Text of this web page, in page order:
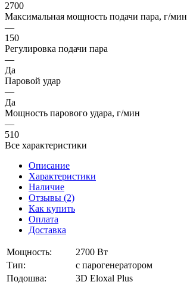
2700
Максимальная мощность подачи пара, г/мин
—
150
Регулировка подачи пара
—
Да
Паровой удар
—
Да
Мощность парового удара, г/мин
—
510
Все характеристики
Описание
Характеристики
Наличие
Отзывы (2)
Как купить
Оплата
Доставка
Мощность:
2700 Вт
Тип:
с парогенератором
Подошва:
3D Eloxal Plus